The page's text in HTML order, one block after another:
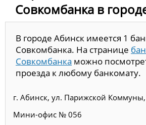
Совкомбанка в
В городе Абинск имеется 1
Совкомбанка. На странице
Совкомбанка можно
проезда к любому банкомату.
г. Абинск, ул. Парижской
Мини-офис № 056